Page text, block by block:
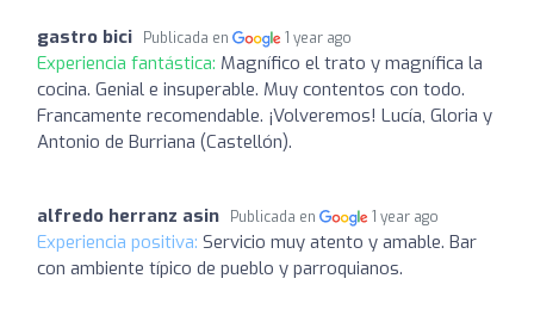
gastro bici Publicada en 1 year ago
Experiencia fantástica: Magnífico el trato y magnífica la
cocina. Genial e insuperable. Muy contentos con todo.
Francamente recomendable. ¡Volveremos! Lucía, Gloria y
Antonio de Burriana (Castellón).
alfredo herranz asin Publicada en 1 year ago
Experiencia positiva: Servicio muy atento y amable. Bar
con ambiente típico de pueblo y parroquianos.